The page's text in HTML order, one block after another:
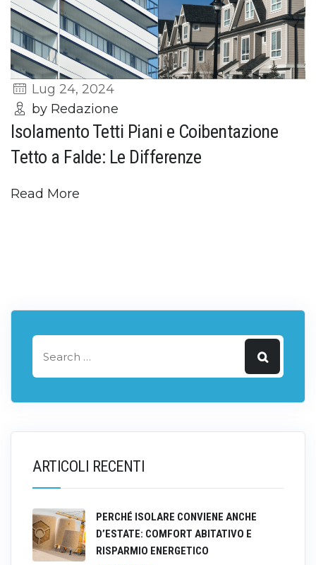
Lug 24, 2024
by Redazione
Isolamento Tetti Piani e Coibentazione
Tetto a Falde: Le Differenze
Read More
ARTICOLI RECENTI
PERCHÉ ISOLARE CONVIENE ANCHE
D’ESTATE: COMFORT ABITATIVO E
RISPARMIO ENERGETICO